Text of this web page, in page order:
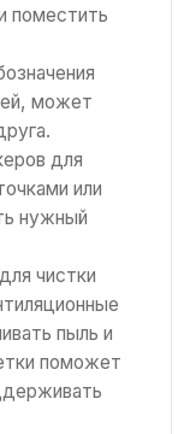
поместить
может
для
или
нужный
чистки
пыль и
поможет